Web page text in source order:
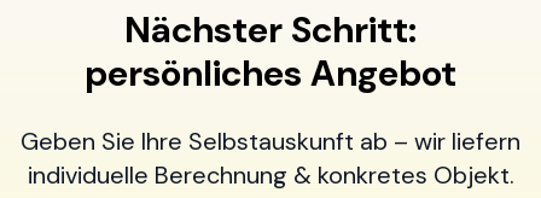
Nächster Schritt:
persönliches Angebot
Geben Sie Ihre Selbstauskunft ab – wir liefern
individuelle Berechnung & konkretes Objekt.